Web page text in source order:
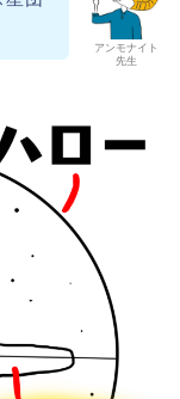
アンモナイト
先生